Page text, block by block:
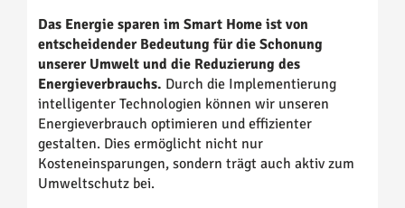
Das Energie sparen im Smart Home ist von
entscheidender Bedeutung für die Schonung
unserer Umwelt und die Reduzierung des
Energieverbrauchs. Durch die Implementierung
intelligenter Technologien können wir unseren
Energieverbrauch optimieren und effizienter
gestalten. Dies ermöglicht nicht nur
Kosteneinsparungen, sondern trägt auch aktiv zum
Umweltschutz bei.